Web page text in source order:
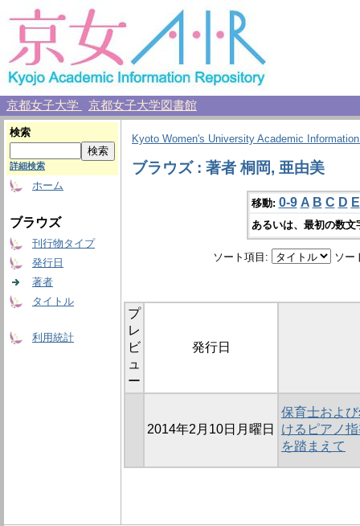
京都女子大学 京都女子大学図書館
検索
詳細検索
ホーム
ブラウズ
刊行物タイプ
発行日
著者
タイトル
利用統計
Kyoto Women's University Academic
ブラウズ : 著者 桐岡, 亜由美
移動: 0-9 A B C D E
あるいは、最初の数
ソート項目: ソー
プ
レ
ビ
ュ
ー
発行日
2014年2月10日月曜日
保育士およ
けるピアノ
を踏まえて